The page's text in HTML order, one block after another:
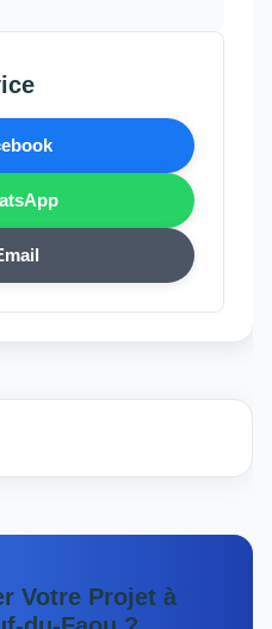
Votre Projet à